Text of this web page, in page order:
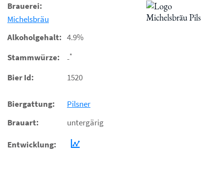
Brauerei:
Michelsbräu
Alkoholgehalt: 4.9%
Stammwürze:
-*
Bier Id: 1520
Biergattung:
Pilsner
Brauart:
untergärig
Entwicklung: